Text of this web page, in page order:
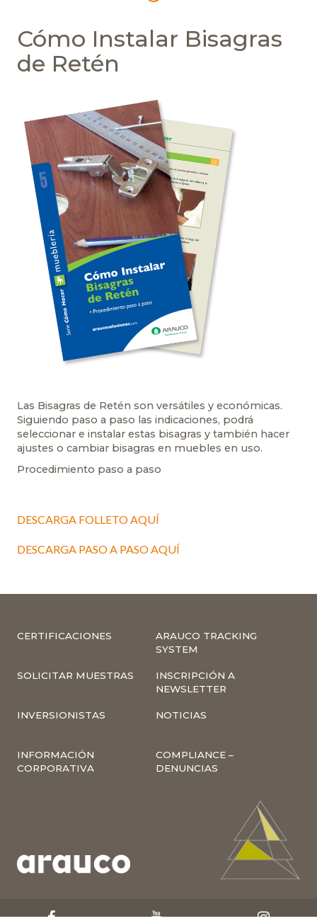
Cómo Instalar Bisagras
de Retén
Las Bisagras de Retén son versátiles y económicas.
Siguiendo paso a paso las indicaciones, podrá
seleccionar e instalar estas bisagras y también hacer
ajustes o cambiar bisagras en muebles en uso.
Procedimiento paso a paso
DESCARGA FOLLETO AQUÍ
DESCARGA PASO A PASO AQUÍ
CERTIFICACIONES
ARAUCO TRACKING
SYSTEM
SOLICITAR MUESTRAS
INSCRIPCIÓN A
NEWSLETTER
INVERSIONISTAS NOTICIAS
INFORMACIÓN
CORPORATIVA
COMPLIANCE –
DENUNCIAS